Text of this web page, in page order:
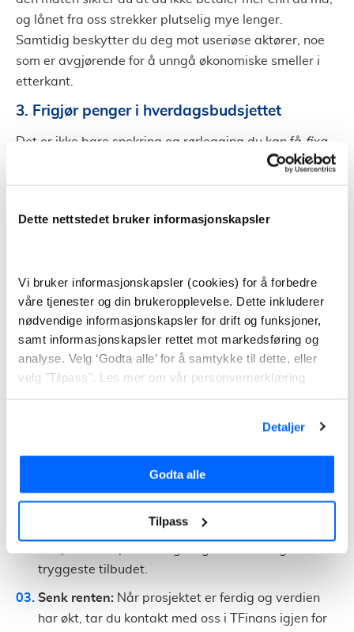
Dette nettstedet bruker informasjonskapsler
Vi bruker informasjonskapsler (cookies) for å forbedre
våre tjenester og din brukeropplevelse. Dette inkluderer
nødvendige informasjonskapsler for drift og funksjoner,
samt informasjonskapsler rettet mot markedsføring og
analyse. Velg ‘Godta alle’ for å samtykke til dette, eller
velg "Tilpass". Les mer om vår personvernerklæring
Detaljer
Godta alle
Tilpass
og lånet fra oss strekker plutselig mye lenger.
Samtidig beskytter du deg mot useriøse aktører, noe
som er avgjørende for å unngå økonomiske smeller i
etterkant.
3. Frigjør penger i hverdagsbudsjettet
Det er ikke bare snekring og rørlegging du kan få fixa.
Tjenesten samler over 300 ulike kategorier på ett sted.
månedlige kostnadene frigjør kapital du heller kan
bruke på å betale ned gjeld eller bygge en bufferkonto.
Klar for å ta grep om både prosjekt og
økonomi?
komplett verktøy for å optimalisere privatøkonomien
Start med å finne den beste
låneløsningen for ditt prosjekt hos TFinans.
Sammenlign prisene:Legg ut jobben helt
tryggeste tilbudet.
Senk renten: Når prosjektet er ferdig og verdien
har økt, tar du kontakt med oss i TFinans igjen for